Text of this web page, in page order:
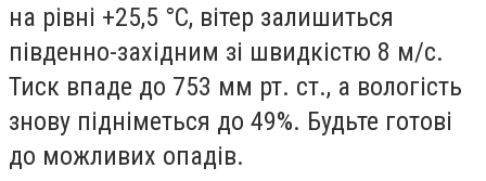
на рівні +25,5 °С, вітер залишиться
південно-західним зі швидкістю 8 м/с.
Тиск впаде до 753 мм рт. ст., а вологість
знову підніметься до 49%. Будьте готові
до можливих опадів.